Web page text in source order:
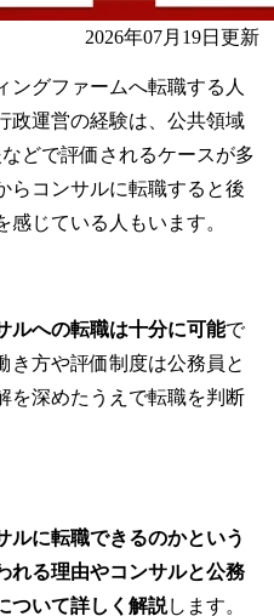
2026年07月19日更新
ングファームへ転職する人
政運営の経験は、公共領域
どで評価されるケースが多
らコンサルに転職すると後
じている人もいます。
ルへの転職は十分に可能で
き方や評価制度は公務員と
を深めたうえで転職を判断
ルに転職できるのかという
れる理由やコンサルと公務
ついて詳しく解説します。